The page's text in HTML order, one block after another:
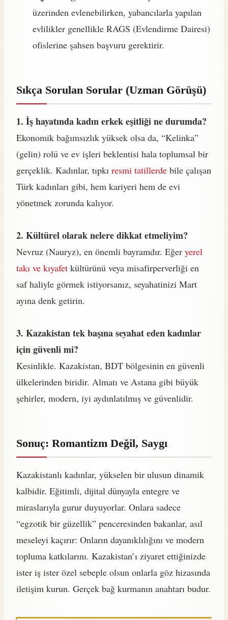
üzerinden evlenebilirken, yabancılarla yapılan
evlilikler genellikle RAGS (Evlendirme Dairesi)
ofislerine şahsen başvuru gerektirir.
Sıkça Sorulan Sorular (Uzman Görüşü)
1. İş hayatında kadın erkek eşitliği ne durumda?
Ekonomik bağımsızlık yüksek olsa da, “Kelinka”
(gelin) rolü ve ev işleri beklentisi hala toplumsal bir
gerçeklik. Kadınlar, tıpkı resmi tatillerde bile çalışan
Türk kadınları gibi, hem kariyeri hem de evi
yönetmek zorunda kalıyor.
2. Kültürel olarak nelere dikkat etmeliyim?
Nevruz (Nauryz), en önemli bayramdır. Eğer yerel
takı ve kıyafet kültürünü veya misafirperverliği en
saf haliyle görmek istiyorsanız, seyahatinizi Mart
ayına denk getirin.
3. Kazakistan tek başına seyahat eden kadınlar
için güvenli mi?
Kesinlikle. Kazakistan, BDT bölgesinin en güvenli
ülkelerinden biridir. Almatı ve Astana gibi büyük
şehirler, modern, iyi aydınlatılmış ve güvenlidir.
Sonuç: Romantizm Değil, Saygı
Kazakistanlı kadınlar, yükselen bir ulusun dinamik
kalbidir. Eğitimli, dijital dünyayla entegre ve
miraslarıyla gurur duyuyorlar. Onlara sadece
“egzotik bir güzellik” penceresinden bakanlar, asıl
meseleyi kaçırır: Onların dayanıklılığını ve modern
topluma katkılarını. Kazakistan’ı ziyaret ettiğinizde
ister iş ister özel sebeple olsun onlarla göz hizasında
iletişim kurun. Gerçek bağ kurmanın anahtarı budur.